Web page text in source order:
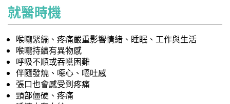
就醫時機
喉嚨緊繃、疼痛嚴重影響情緒、睡眠、工作與生活
喉嚨持續有異物感
呼吸不順或吞嚥困難
伴隨發燒、噁心、嘔吐感
張口也會感受到疼痛
頸部僵硬、疼痛